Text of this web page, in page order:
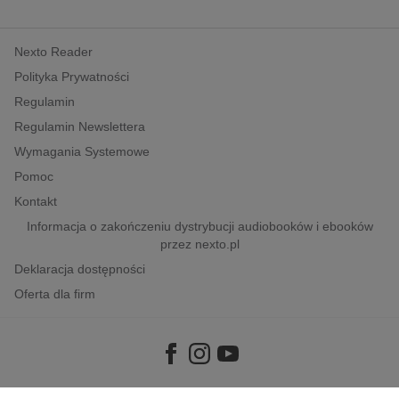
Nexto Reader
Polityka Prywatności
Regulamin
Regulamin Newslettera
Wymagania Systemowe
Pomoc
Kontakt
Informacja o zakończeniu dystrybucji audiobooków i ebooków
przez nexto.pl
Deklaracja dostępności
Oferta dla firm